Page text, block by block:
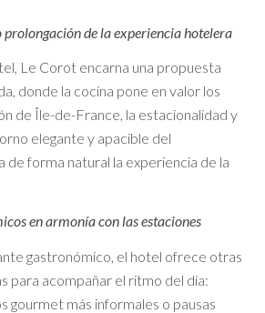
de la experiencia hotelera
Le Corot encarna una propuesta
donde la cocina pone en valor los
de Île-de-France, la estacionalidad y
elegante y apacible del
de forma natural la experiencia de la
en armonía con las estaciones
gastronómico, el hotel ofrece otras
para acompañar el ritmo del día:
gourmet más informales o pausas